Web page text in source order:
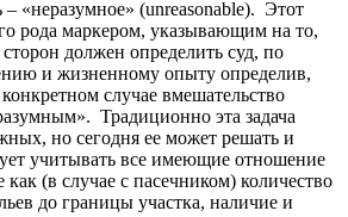
– «неразумное» (unreasonable). Этот
рода маркером, указывающим на то,
должен определить суд, по
и жизненному опыту определив,
случае вмешательство
Традиционно эта задача
но сегодня ее может решать и
учитывать все имеющие отношение
(в случае с пасечником) количество
до границы участка, наличие и